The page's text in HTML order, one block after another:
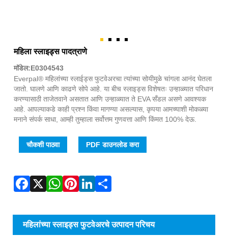
महिला स्लाइड्स पादत्राणे
मॉडेल:E0304543
Everpal® महिलांच्या स्लाईड्स फुटवेअरचा त्यांच्या सोयीमुळे चांगला आनंद घेतला
जातो. घालणे आणि काढणे सोपे आहे. या बीच स्लाइड्स विशेषतः उन्हाळ्यात परिधान
करण्यासाठी ताजेतवाने असतात आणि उन्हाळ्यात ते EVA सँडल असणे आवश्यक
आहे. आपल्याकडे काही प्रश्न किंवा मागण्या असल्यास, कृपया आमच्याशी मोकळ्या
मनाने संपर्क साधा, आम्ही तुम्हाला सर्वोत्तम गुणवत्ता आणि किंमत 100% देऊ.
चौकशी पाठवा PDF डाउनलोड करा
महिलांच्या स्लाइड्स फुटवेअरचे उत्पादन परिचय